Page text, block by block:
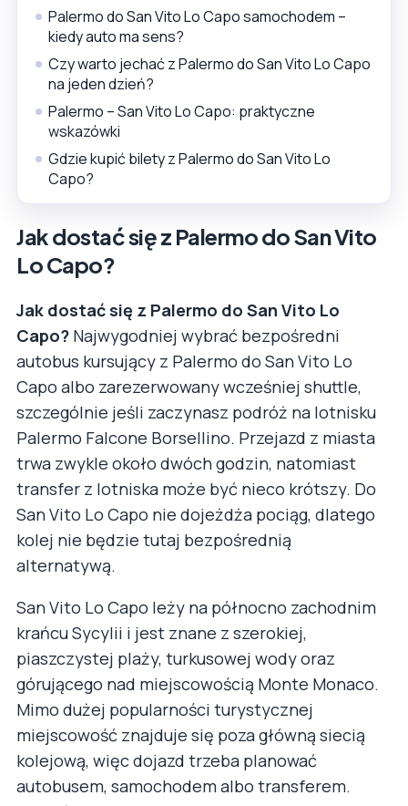
Palermo do San Vito Lo Capo samochodem –
kiedy auto ma sens?
Czy warto jechać z Palermo do San Vito Lo Capo
na jeden dzień?
Palermo – San Vito Lo Capo: praktyczne
wskazówki
Gdzie kupić bilety z Palermo do San Vito Lo
Capo?
Jak dostać się z Palermo do San Vito
Lo Capo?
Jak dostać się z Palermo do San Vito Lo
Capo? Najwygodniej wybrać bezpośredni
autobus kursujący z Palermo do San Vito Lo
Capo albo zarezerwowany wcześniej shuttle,
szczególnie jeśli zaczynasz podróż na lotnisku
Palermo Falcone Borsellino. Przejazd z miasta
trwa zwykle około dwóch godzin, natomiast
transfer z lotniska może być nieco krótszy. Do
San Vito Lo Capo nie dojeżdża pociąg, dlatego
kolej nie będzie tutaj bezpośrednią
alternatywą.
San Vito Lo Capo leży na północno zachodnim
krańcu Sycylii i jest znane z szerokiej,
piaszczystej plaży, turkusowej wody oraz
górującego nad miejscowością Monte Monaco.
Mimo dużej popularności turystycznej
miejscowość znajduje się poza główną siecią
kolejową, więc dojazd trzeba planować
autobusem, samochodem albo transferem.